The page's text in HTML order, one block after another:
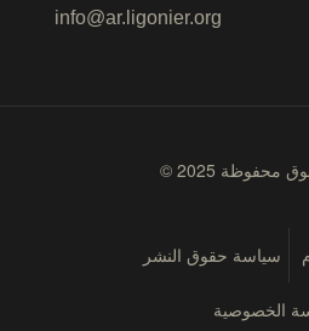
info@ar.ligonier.org
محفوظة
سياسة حقوق النشر
الخصوصية